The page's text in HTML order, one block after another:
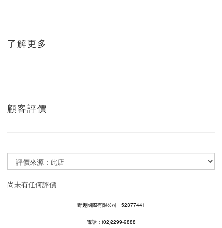
了解更多
顧客評價
尚未有任何評價
野趣國際有限公司 52377441
電話：(02)2299-9888